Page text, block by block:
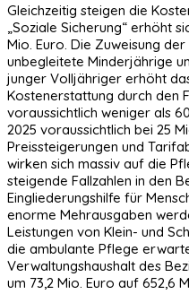
Gleichzeitig steigen die
„Soziale Sicherung“ erhöht
Mio. Euro. Die Zuweisung
unbegleitete Minderjährige
junger Volljähriger erhöht
Kostenerstattung durch den
voraussichtlich weniger als
2025 voraussichtlich bei 25
Preissteigerungen und
wirken sich massiv auf die
steigende Fallzahlen in den
Eingliederungshilfe für
enorme Mehrausgaben
Leistungen von Klein- und
die ambulante Pflege
Verwaltungshaushalt des
um 73,2 Mio. Euro auf 652,6